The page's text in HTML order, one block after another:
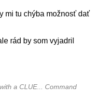
mi tu chýba možnosť dať
rád by som vyjadril
a CLUE... Command